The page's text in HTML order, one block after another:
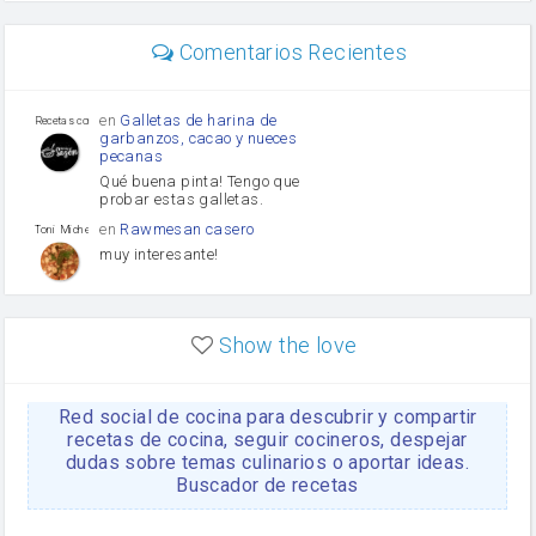
Comentarios Recientes
Recetas con sazon
en Galletas de harina de
garbanzos, cacao y nueces
pecanas
Qué buena pinta! Tengo que
probar estas galletas.
Toni Michel Caubet
en Rawmesan casero
muy interesante!
enLasaña casera fácil y
HOJALDROSA TV
enGachas de la abuela
Rosa
https://youtu.be/Mz69gcVO3sI
Rosa enReceta Del Bizcocho
Show the love
Red social de cocina para descubrir y compartir
recetas de cocina, seguir cocineros, despejar
dudas sobre temas culinarios o aportar ideas.
Buscador de recetas